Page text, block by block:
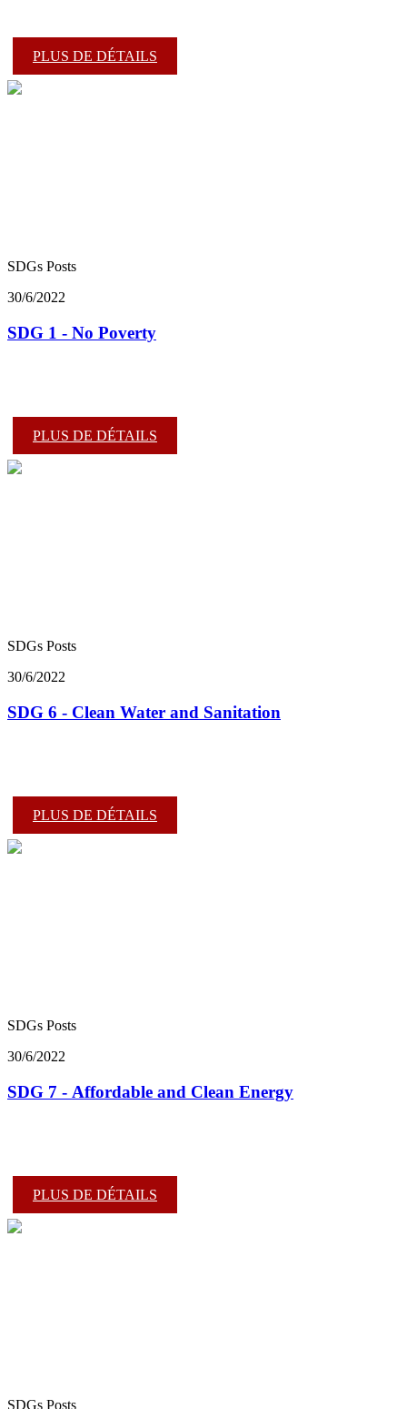
PLUS DE DÉTAILS
SDGs Posts
30/6/2022
SDG 1 - No Poverty
PLUS DE DÉTAILS
SDGs Posts
30/6/2022
SDG 6 - Clean Water and Sanitation
PLUS DE DÉTAILS
SDGs Posts
30/6/2022
SDG 7 - Affordable and Clean Energy
PLUS DE DÉTAILS
SDGs Posts